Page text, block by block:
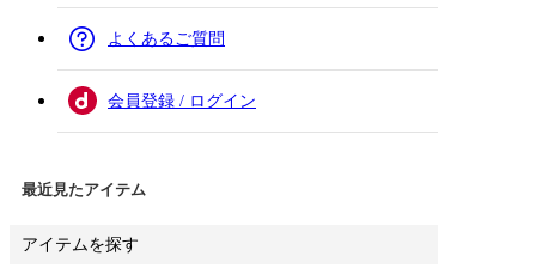
よくあるご質問
会員登録 / ログイン
最近見たアイテム
アイテムを探す